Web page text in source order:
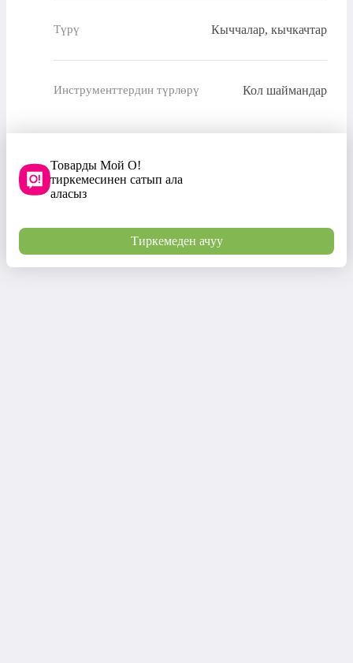
Түрү Кыччалар, кычкачтар
Инструменттердин түрлөрү Кол шаймандар
Товарды Мой О!
тиркемесинен сатып ала
аласыз
Тиркемеден ачуу